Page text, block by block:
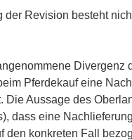
der Revision besteht
Divergenz
Pferdekauf eine
Die Aussage des
dass eine
den konkreten Fall